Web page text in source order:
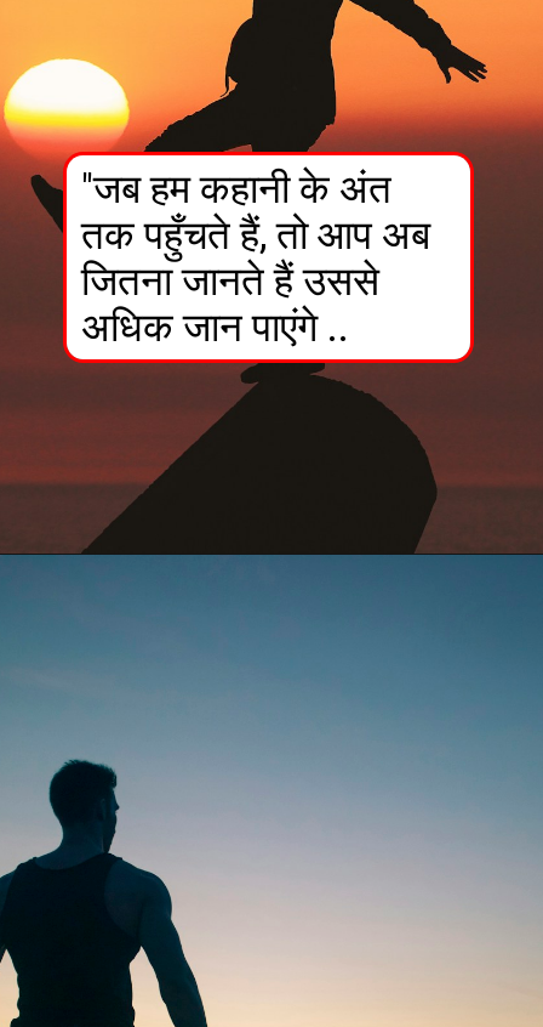
"जब हम कहानी के अंत
तक पहुँचते हैं, तो आप अब
जितना जानते हैं उससे
अधिक जान पाएंगे ..